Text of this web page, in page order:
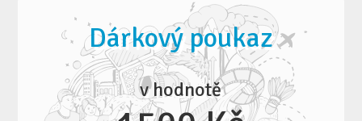
v hodnotě
1500 Kč